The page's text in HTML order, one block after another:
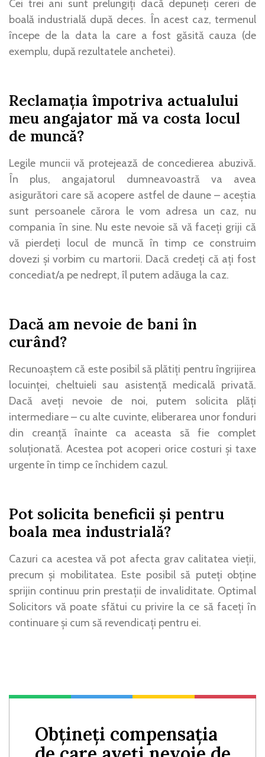
Cei trei ani sunt prelungiți dacă depuneți cereri de
boală industrială după deces. În acest caz, termenul
începe de la data la care a fost găsită cauza (de
exemplu, după rezultatele anchetei).
Reclamația împotriva actualului
meu angajator mă va costa locul
de muncă?
Legile muncii vă protejează de concedierea abuzivă.
În plus, angajatorul dumneavoastră va avea
asigurători care să acopere astfel de daune – aceștia
sunt persoanele cărora le vom adresa un caz, nu
compania în sine. Nu este nevoie să vă faceți griji că
vă pierdeți locul de muncă în timp ce construim
dovezi și vorbim cu martorii. Dacă credeți că ați fost
concediat/a pe nedrept, îl putem adăuga la caz.
Dacă am nevoie de bani în
curând?
Recunoaștem că este posibil să plătiți pentru îngrijirea
locuinței, cheltuieli sau asistență medicală privată.
Dacă aveți nevoie de noi, putem solicita plăți
intermediare – cu alte cuvinte, eliberarea unor fonduri
din creanță înainte ca aceasta să fie complet
soluționată. Acestea pot acoperi orice costuri și taxe
urgente în timp ce închidem cazul.
Pot solicita beneficii și pentru
boala mea industrială?
Cazuri ca acestea vă pot afecta grav calitatea vieții,
precum și mobilitatea. Este posibil să puteți obține
sprijin continuu prin prestații de invaliditate. Optimal
Solicitors vă poate sfătui cu privire la ce să faceți în
continuare și cum să revendicați pentru ei.
Obțineți compensația